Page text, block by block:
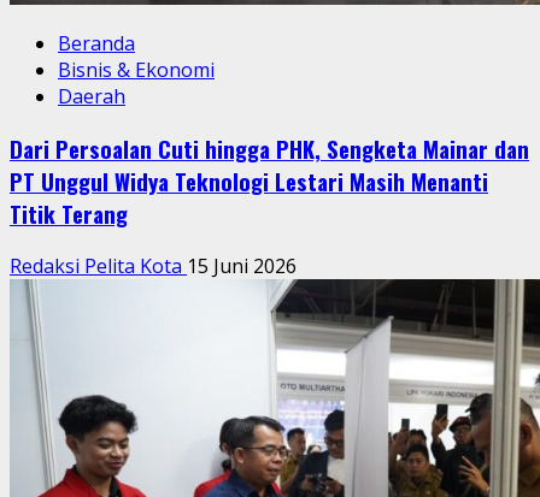
Beranda
Bisnis & Ekonomi
Daerah
Dari Persoalan Cuti hingga PHK, Sengketa Mainar dan
PT Unggul Widya Teknologi Lestari Masih Menanti
Titik Terang
Redaksi Pelita Kota 15 Juni 2026